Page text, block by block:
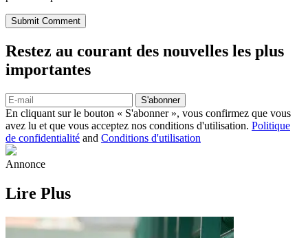
Submit Comment
Restez au courant des nouvelles les plus
importantes
S'abonner
En cliquant sur le bouton « S'abonner », vous confirmez que vous
avez lu et que vous acceptez nos conditions d'utilisation. Politique
de confidentialité and Conditions d'utilisation
Annonce
Lire Plus